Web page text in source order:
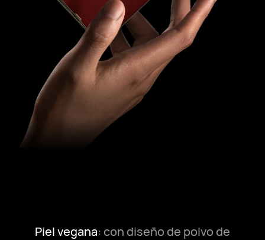
Piel vegana: con diseño de polvo de